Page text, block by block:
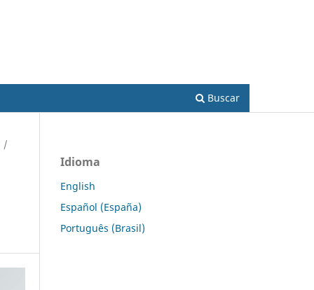
Buscar
/
Idioma
English
Español (España)
Português (Brasil)